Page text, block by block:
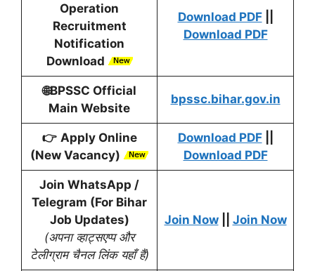
Operation
Recruitment
Notification
Download
Download PDF||
Download PDF
🌐BPSSC Official
Main Website
bpssc.bihar.gov.in
👉 Apply Online
(New Vacancy)
Download PDF||
Download PDF
Join WhatsApp /
Telegram (For Bihar
Job Updates)
(अपना व्हाट्सएप्प और
टेलीग्राम चैनल लिंक यहाँ हैं)
Join Now|| Join Now